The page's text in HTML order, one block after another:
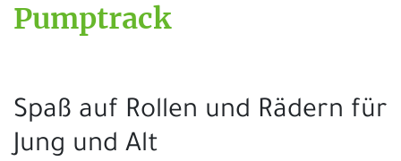
Pumptrack
Spaß auf Rollen und Rädern für
Jung und Alt